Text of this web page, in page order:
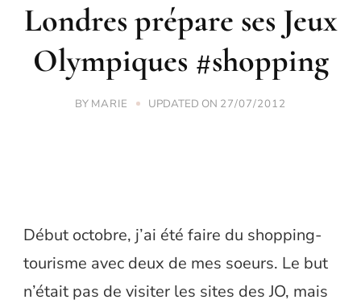
Londres prépare ses Jeux
Olympiques #shopping
BY MARIE UPDATED ON 27/07/2012
Début octobre, j’ai été faire du shopping-
tourisme avec deux de mes soeurs. Le but
n’était pas de visiter les sites des JO, mais